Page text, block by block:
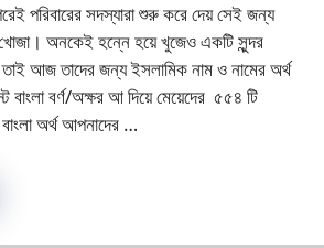
পরিবারের সদস্যারা শুরু করে দেয় সেই জন্য
অনকেই হন্নে হয়ে খুজেও একটি সুন্দর
তাই আজ তাদের জন্য ইসলামিক নাম ও নামের অর্থ
বাংলা বর্ণ/অক্ষর আ দিয়ে মেয়েদের ৫৫৪ টি
অর্থ আপনাদের …